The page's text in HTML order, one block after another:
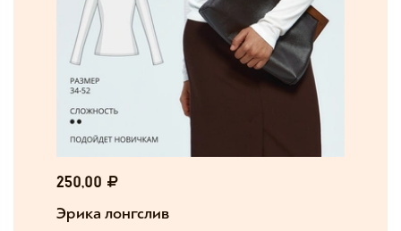
250,00
Эрика лонгслив